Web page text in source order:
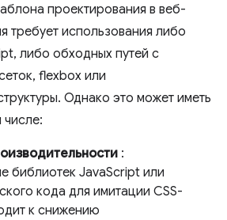
проектирования в веб-
требует использования либо
либо обходных путей с
flexbox или
Однако это может иметь
числе:
:
библиотек JavaScript или
кода для имитации CSS-
к снижению